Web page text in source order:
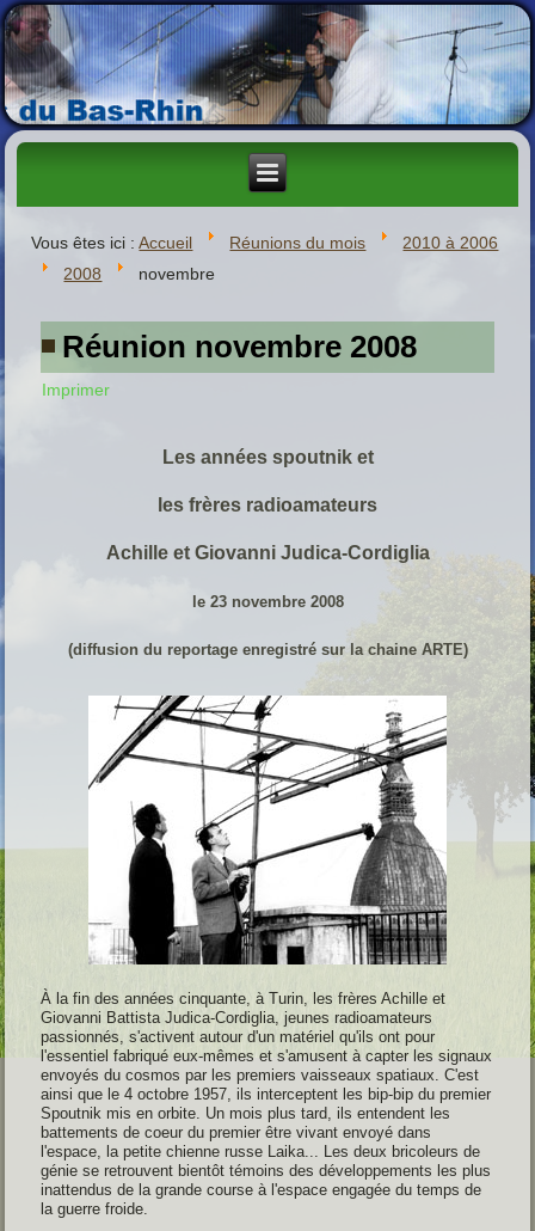
Vous êtes ici :Accueil Réunions du mois
2010 à 2006
2008
novembre
Réunion novembre 2008
Imprimer
Les années spoutnik et
les frères radioamateurs
Achille et Giovanni Judica-Cordiglia
e 23 novembre 2008
(diffusion du reportage enregistré sur la chaine ARTE)
À la fin des années cinquante, à Turin, les frèresAchille et
Giovanni Battista Judica-Cordiglia ,jeunes radioamateurs
passionnés , s'activent autour d'un matériel qu'ils ont pour
l'essentiel fabriqué eux-mêmes et s'amusent à capter les signaux
envoyés du cosmos par les premiers vaisseaux spatiaux. C'est
ainsi que le 4 octobre 1957, ils interceptent les bip-bip du premier
Spoutnik mis en orbite. Un mois plus tard, ils entendent les
battements de coeur du premier être vivant envoyé dans
l'espace, la petite chienne russe Laika... Les deux bricoleurs de
génie se retrouvent bientôt témoins des développements les plus
inattendus de la grande course à l'espace engagée du temps de
la guerre froide.